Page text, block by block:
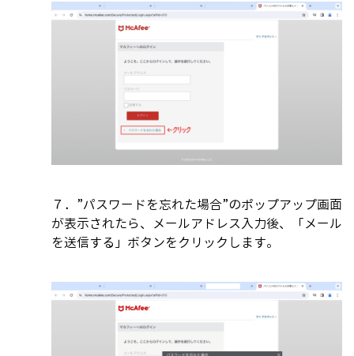
７．”パスワードを忘れた場合”のポップアップ画面
が表示されたら、メールアドレス入力後、「メール
を送信する」ボタンをクリックします。